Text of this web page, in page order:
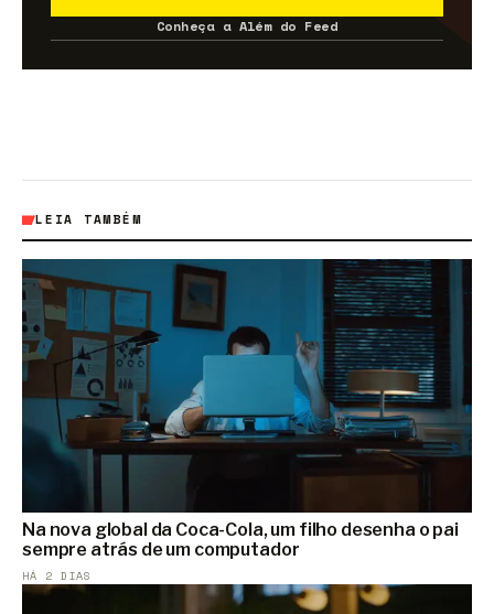
Conheça a Além do Feed
LEIA TAMBÉM
Na nova global da Coca-Cola, um filho desenha o pai
sempre atrás de um computador
HÁ 2 DIAS